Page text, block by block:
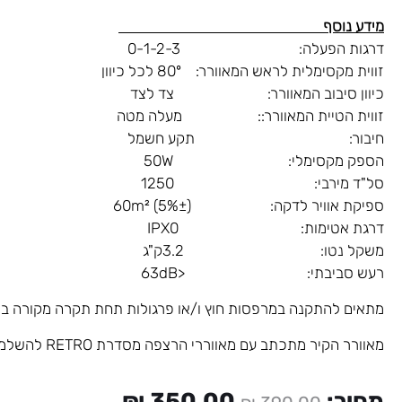
מידע נוסף
דרגות הפעלה: 0-1-2-3
זווית מקסימלית לראש המאוורר: 80º לכל כיוון
כיוון סיבוב המאוורר: צד לצד
זווית הטיית המאוורר:: מעלה מטה
חיבור: תקע חשמל
הספק מקסימלי: 50W
סל"ד מירבי: 1250
ספיקת אוויר לדקה: (5%±) 60m²
דרגת אטימות: IPX0
משקל נטו: 3.2ק"ג
רעש סביבתי: <63dB
מתאים להתקנה במרפסות חוץ ו/או פרגולות תחת תקרה מקורה
מאוורר הקיר מתכתב עם מאווררי הרצפה מסדרת RETRO להשלמת המראה הכללי.